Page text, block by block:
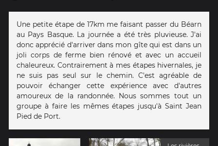
Une petite étape de 17km me faisant passer du Béarn
au Pays Basque. La journée a été très pluvieuse. J'ai
donc apprécié d'arriver dans mon gîte qui est dans un
joli corps de ferme bien rénové et avec un accueil
chaleureux. Contrairement à mes étapes hivernales, je
ne suis pas seul sur le chemin. C'est agréable de
pouvoir échanger cette expérience avec d'autres
amoureux de la randonnée. Nous sommes tout un
groupe à faire les mêmes étapes jusqu'à Saint Jean
Pied de Port.